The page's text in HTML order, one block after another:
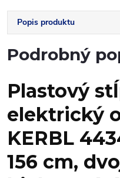
Popis produktu
Podrobný
Plastový
elektrický
KERBL
156 cm,